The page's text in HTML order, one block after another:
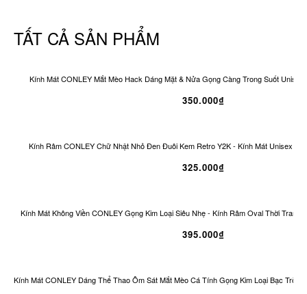
TẤT CẢ SẢN PHẨM
Kính Mát CONLEY Mắt Mèo Hack Dáng Mặt & Nửa Gọng Càng Trong Suốt
350.000₫
Kính Râm CONLEY Chữ Nhật Nhỏ Đen Đuôi Kem Retro Y2K - Kính Mát Unisex
325.000₫
Kính Mát Không Viền CONLEY Gọng Kim Loại Siêu Nhẹ - Kính Râm Oval Thời Trang
395.000₫
Kính Mát CONLEY Dáng Thể Thao Ôm Sát Mắt Mèo Cá Tính Gọng Kim Loại Bạc